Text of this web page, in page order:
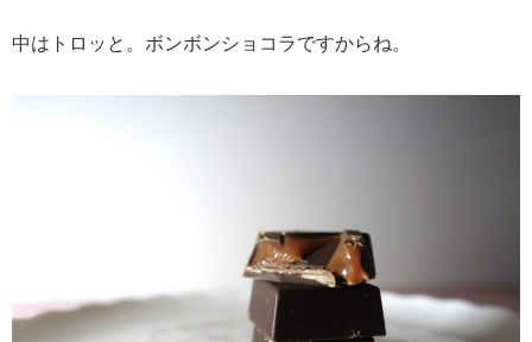
中はトロッと。ボンボンショコラですからね。